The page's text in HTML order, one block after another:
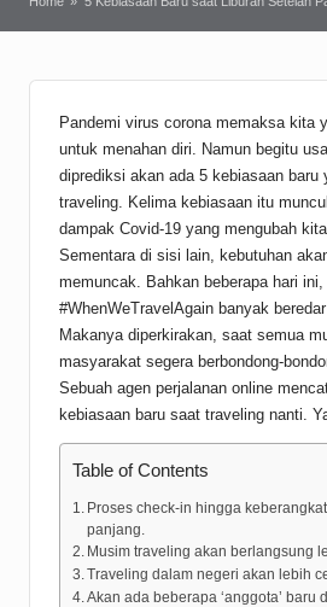
Pandemi virus corona memaksa kita
untuk menahan diri. Namun begitu
diprediksi akan ada 5 kebiasaan baru
traveling. Kelima kebiasaan itu
dampak Covid-19 yang mengubah
Sementara di sisi lain, kebutuhan
memuncak. Bahkan beberapa hari ini,
#WhenWeTravelAgain banyak
Makanya diperkirakan, saat semua
masyarakat segera berbondong-
Sebuah agen perjalanan online
kebiasaan baru saat traveling nanti.
Table of Contents
Proses check-in hingga
panjang.
Musim traveling akan berlangsung
Traveling dalam negeri akan lebih
Akan ada beberapa ‘anggota’ baru